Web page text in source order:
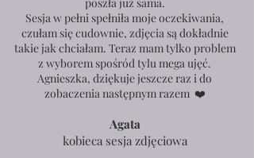
Sesja w pełni spełniła moje oczekiwania,
czułam się cudownie, zdjęcia są dokładnie
takie jak chciałam. Teraz mam tylko problem
z wyborem spośród tylu mega ujęć.
Agnieszka, dziękuje jeszcze raz i do
zobaczenia następnym razem ❤️
Agata
kobieca sesja zdjęciowa